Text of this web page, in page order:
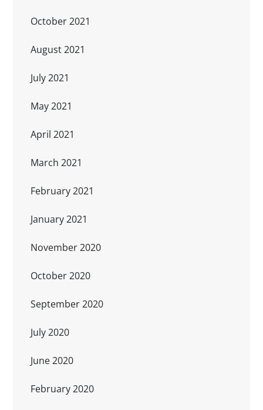
October 2021
August 2021
July 2021
May 2021
April 2021
March 2021
February 2021
January 2021
November 2020
October 2020
September 2020
July 2020
June 2020
February 2020